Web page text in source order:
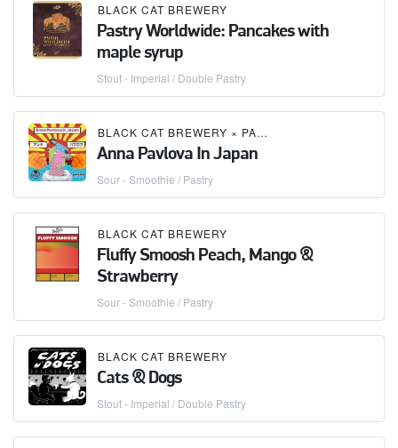
BLACK CAT BREWERY
Pastry Worldwide: Pancakes with
maple syrup
Stout - Imperial / Double Pastry
BLACK CAT BREWERY × PARADOX
Anna Pavlova In Japan
Sour - Smoothie / Pastry
BLACK CAT BREWERY
Fluffy Smoosh Peach, Mango &
Strawberry
Sour - Smoothie / Pastry
BLACK CAT BREWERY
Cats & Dogs
Stout - Imperial / Double Pastry